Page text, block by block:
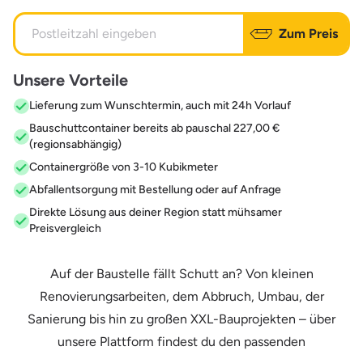
Zum Preis
Unsere Vorteile
Lieferung zum Wunschtermin, auch mit 24h Vorlauf
Bauschuttcontainer bereits ab pauschal 227,00 €
(regionsabhängig)
Containergröße von 3-10 Kubikmeter
Abfallentsorgung mit Bestellung oder auf Anfrage
Direkte Lösung aus deiner Region statt mühsamer
Preisvergleich
Auf der Baustelle fällt Schutt an? Von kleinen
Renovierungsarbeiten, dem Abbruch, Umbau, der
Sanierung bis hin zu großen XXL-Bauprojekten – über
unsere Plattform findest du den passenden